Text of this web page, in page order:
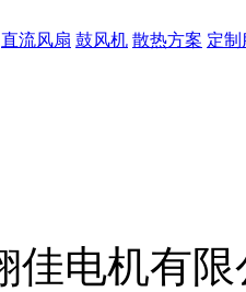
直流风扇 鼓风机 散热方案 定制
佳电机有